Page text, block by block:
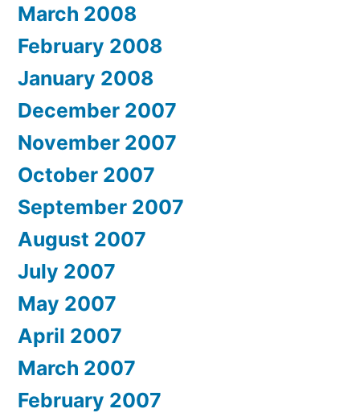
March 2008
February 2008
January 2008
December 2007
November 2007
October 2007
September 2007
August 2007
July 2007
May 2007
April 2007
March 2007
February 2007